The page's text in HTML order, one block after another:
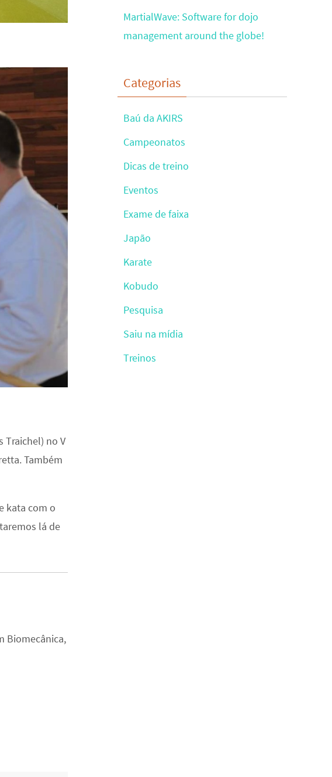
Traichel) no V
Também
kata com o
lá de
Biomecânica,
MartialWave: Software for dojo
management around the globe!
Categorias
Baú da AKIRS
Campeonatos
Dicas de treino
Eventos
Exame de faixa
Japão
Karate
Kobudo
Pesquisa
Saiu na mídia
Treinos